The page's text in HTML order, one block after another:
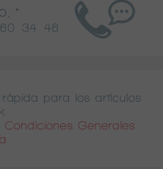
, *
34 46
rápida para los artículos
Condiciones Generales